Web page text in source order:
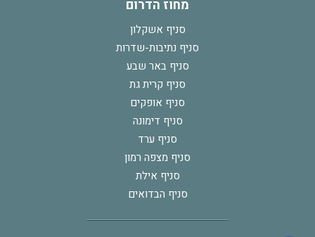
מחוז הדרום
סניף אשקלון
סניף נתיבות-שדרות
סניף באר שבע
סניף קרית גת
סניף אופקים
סניף דימונה
סניף ערד
סניף מצפה רמון
סניף אילת
סניף הבדואים